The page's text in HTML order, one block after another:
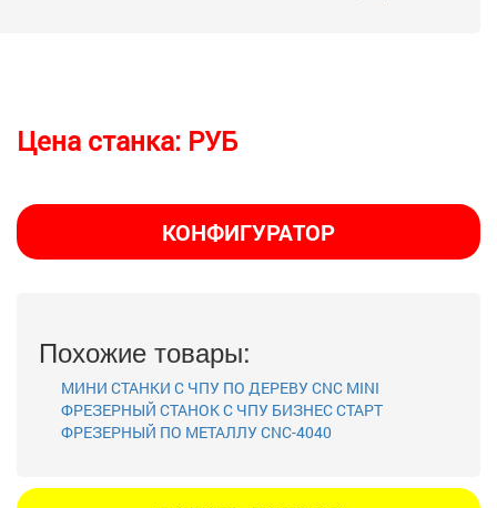
Цена станка: РУБ
КОНФИГУРАТОР
Похожие товары:
МИНИ СТАНКИ С ЧПУ ПО ДЕРЕВУ CNC MINI
ФРЕЗЕРНЫЙ СТАНОК С ЧПУ БИЗНЕС СТАРТ
ФРЕЗЕРНЫЙ ПО МЕТАЛЛУ CNC-4040